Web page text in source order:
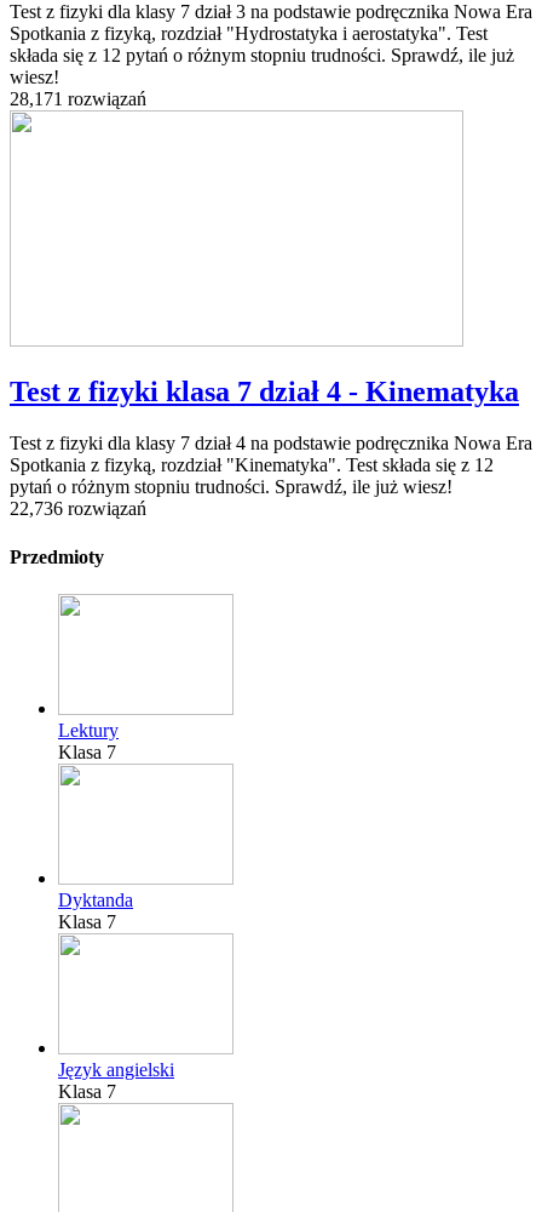
Test z fizyki dla klasy 7 dział 3 na podstawie podręcznika Nowa Era
Spotkania z fizyką, rozdział "Hydrostatyka i aerostatyka". Test
składa się z 12 pytań o różnym stopniu trudności. Sprawdź, ile już
wiesz!
28,171 rozwiązań
Test z fizyki klasa 7 dział 4 - Kinematyka
Test z fizyki dla klasy 7 dział 4 na podstawie podręcznika Nowa Era
Spotkania z fizyką, rozdział "Kinematyka". Test składa się z 12
pytań o różnym stopniu trudności. Sprawdź, ile już wiesz!
22,736 rozwiązań
Przedmioty
Lektury
Klasa 7
Dyktanda
Klasa 7
Język angielski
Klasa 7